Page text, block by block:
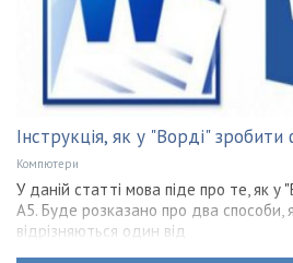
Інструкція, як у "Ворді"
Компютери
У даній статті мова піде про те, як
А5. Буде розказано про два способи,
відрізняються один від